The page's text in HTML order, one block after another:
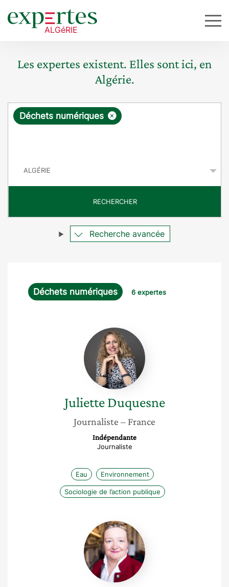
Les expertes existent. Elles sont ici, en
Algérie.
R
ê
e
×
Déchets numériques
RECHERCHER
Recherche avancée
Déchets numériques 6 expertes
Juliette
Duquesne
Juliette Duquesne
Journaliste – France
Indépendante
Journaliste
Eau Environnement
Sociologie de l’action publique
Bénédicte
Beviere-
Boyer